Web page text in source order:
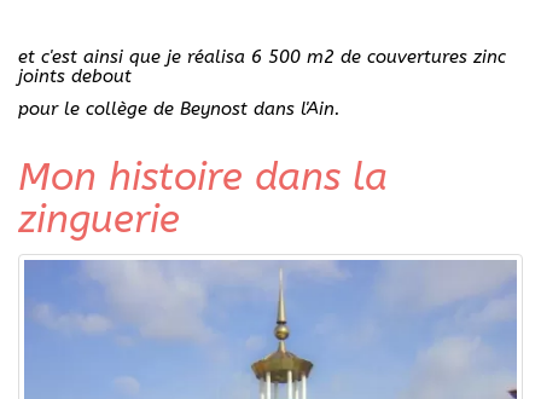
et c'est ainsi que je réalisa 6 500 m2 de couvertures zinc
joints debout
pour le collège de Beynost dans l'Ain.
Mon histoire dans la
zinguerie